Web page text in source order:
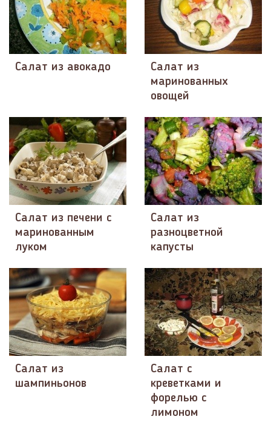
Салат из авокадо
Салат из
маринованных
овощей
Салат из печени с
маринованным
луком
Салат из
разноцветной
капусты
Салат из
шампиньонов
Салат с
креветками и
форелью с
лимоном